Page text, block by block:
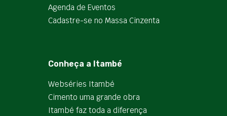
Agenda de Eventos
Cadastre-se no Massa Cinzenta
Conheça a Itambé
Webséries Itambé
Cimento uma grande obra
Itambé faz toda a diferença